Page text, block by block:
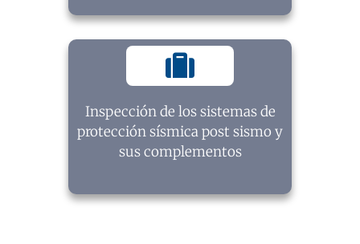
Inspección de los sistemas de
protección sísmica post sismo y
sus complementos